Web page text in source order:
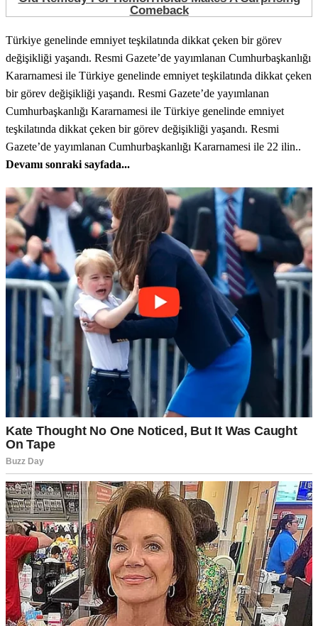
Türkiye genelinde emniyet teşkilatında dikkat çeken bir görev
değişikliği yaşandı. Resmi Gazete’de yayımlanan Cumhurbaşkanlığı
Kararnamesi ile Türkiye genelinde emniyet teşkilatında dikkat çeken
bir görev değişikliği yaşandı. Resmi Gazete’de yayımlanan
Cumhurbaşkanlığı Kararnamesi ile Türkiye genelinde emniyet
teşkilatında dikkat çeken bir görev değişikliği yaşandı. Resmi
Gazete’de yayımlanan Cumhurbaşkanlığı Kararnamesi ile 22 ilin..
Devamı sonraki sayfada...